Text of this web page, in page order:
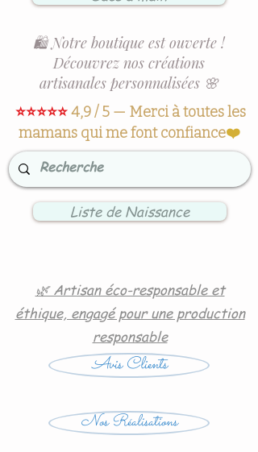
🛍️ Notre boutique est ouverte !
Découvrez nos créations
artisanales personnalisées 🌸
⭐⭐⭐⭐⭐4,9 / 5 — Merci à toutes les
mamans qui me font confiance❤️
Liste de Naissance
🌿 Artisan éco-responsable et
éthique, engagé pour une production
responsable
Avis Clients
Nos Réalisations